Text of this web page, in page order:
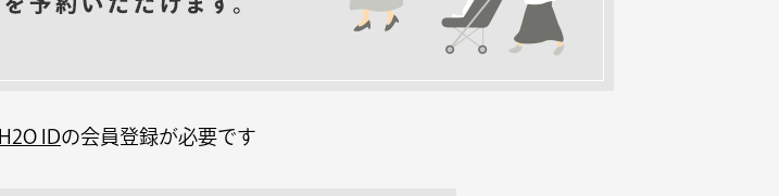
H2O IDの会員登録が必要です